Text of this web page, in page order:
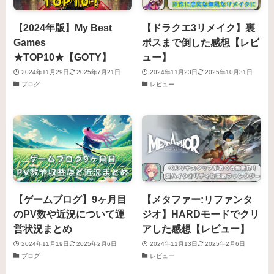
【2024年版】My Best
Games
★TOP10★【GOTY】
2024年11月29日
2025年7月21日
ブログ
【ドラクエ3リメイク】裏
ボスまで倒した感想【レビ
ュー】
2024年11月23日
2025年10月31日
レビュー
【ゲームブログ】9ヶ月目
のPV数や近況について運
営状況まとめ
2024年11月19日
2025年2月6日
ブログ
【メタファー:リファンタ
ジオ】HARDモードでクリ
アした感想【レビュー】
2024年11月13日
2025年2月6日
レビュー